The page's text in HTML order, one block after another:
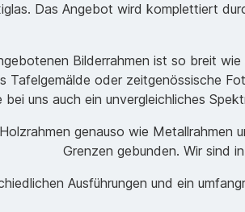
Das Angebot wird komplettiert
Bilderrahmen ist so breit
Tafelgemälde oder zeitgenössische
bei uns auch ein unvergleichliches
genauso wie Metallrahmen
Grenzen gebunden. Wir sind
Ausführungen und ein